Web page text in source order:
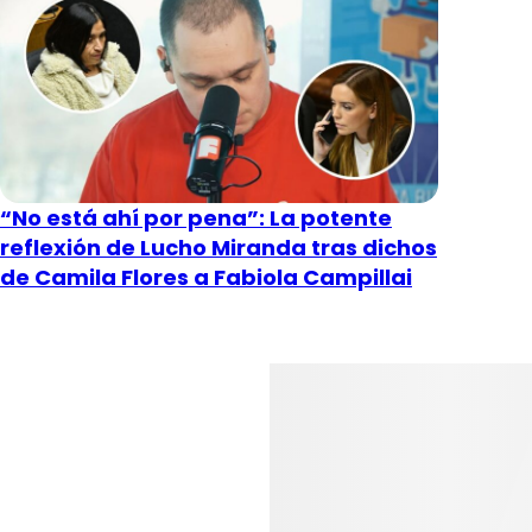
“No está ahí por pena”: La potente
reflexión de Lucho Miranda tras dichos
de Camila Flores a Fabiola Campillai